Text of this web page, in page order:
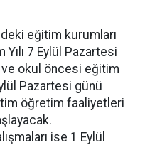
eğitim kurumları
7 Eylül Pazartesi
ve okul öncesi eğitim
Pazartesi günü
öğretim faaliyetleri
ise 1 Eylül